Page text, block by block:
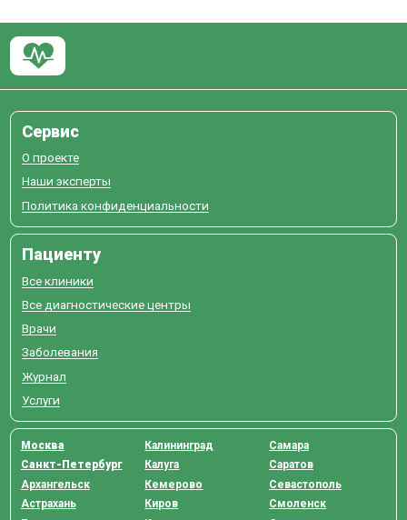
Сервис
О проекте
Наши эксперты
Политика конфиденциальности
Пациенту
Все клиники
Все диагностические центры
Врачи
Заболевания
Журнал
Услуги
Москва
Санкт-Петербург
Архангельск
Астрахань
Калининград
Калуга
Кемерово
Киров
Самара
Саратов
Севастополь
Смоленск